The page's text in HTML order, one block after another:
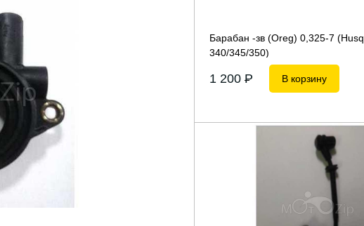
Барабан -зв (Oreg) 0,325-7 (Husq
340/345/350)
1 200 P В корзину